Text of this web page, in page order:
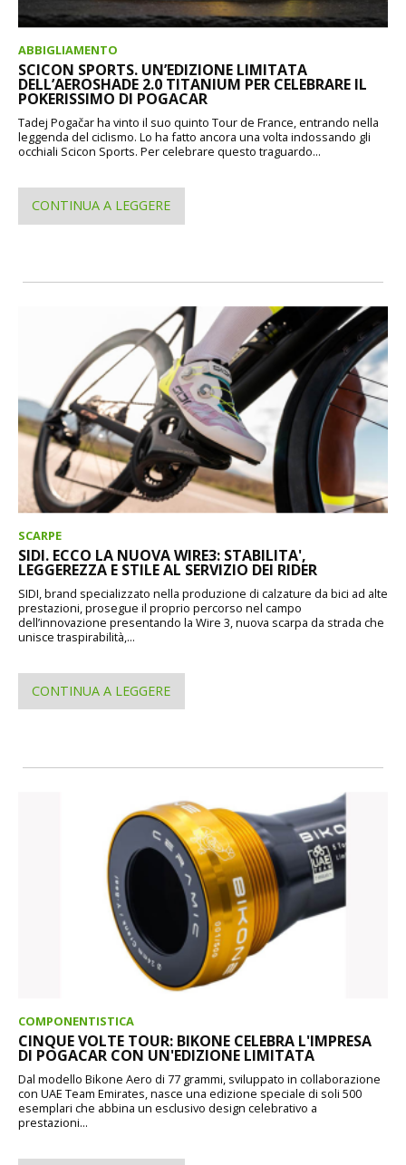
ABBIGLIAMENTO
SCICON SPORTS. UN’EDIZIONE LIMITATA
DELL’AEROSHADE 2.0 TITANIUM PER CELEBRARE IL
POKERISSIMO DI POGACAR
Tadej Pogačar ha vinto il suo quinto Tour de France, entrando nella
leggenda del ciclismo. Lo ha fatto ancora una volta indossando gli
occhiali Scicon Sports. Per celebrare questo traguardo...
CONTINUA A LEGGERE
SCARPE
SIDI. ECCO LA NUOVA WIRE3: STABILITA',
LEGGEREZZA E STILE AL SERVIZIO DEI RIDER
SIDI, brand specializzato nella produzione di calzature da bici ad alte
prestazioni, prosegue il proprio percorso nel campo
dell’innovazione presentando la Wire 3, nuova scarpa da strada che
unisce traspirabilità,...
CONTINUA A LEGGERE
COMPONENTISTICA
CINQUE VOLTE TOUR: BIKONE CELEBRA L'IMPRESA
DI POGACAR CON UN'EDIZIONE LIMITATA
Dal modello Bikone Aero di 77 grammi, sviluppato in collaborazione
con UAE Team Emirates, nasce una edizione speciale di soli 500
esemplari che abbina un esclusivo design celebrativo a
prestazioni...